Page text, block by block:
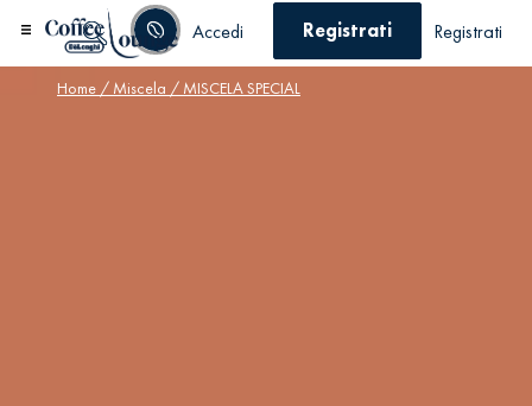
Accedi Registrati Registrati
Home / Miscela / MISCELA SPECIAL